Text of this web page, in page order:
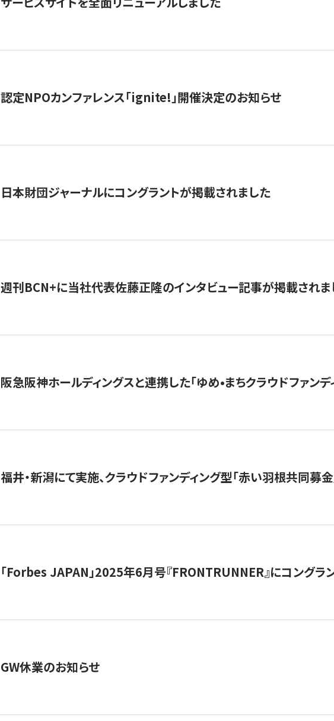
認定NPOカンファレンス「ignite!」開催決定のお知らせ
日本財団ジャーナルにコングラントが掲載されました
週刊BCN+に当社代表佐藤正隆のインタビュー記事が掲載されま
阪急阪神ホールディングスと連携した「ゆめ•まちクラウドファン
福井・新潟にて実施、クラウドファンディング型「赤い羽根共同
「Forbes JAPAN」2025年6月号『FRONTRUNNER』にコングラ
GW休業のお知らせ